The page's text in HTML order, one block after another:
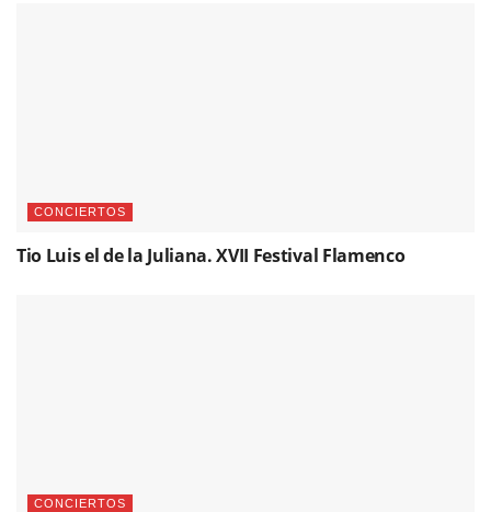
CONCIERTOS
Tio Luis el de la Juliana. XVII Festival Flamenco
CONCIERTOS